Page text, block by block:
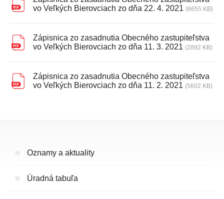
vo Veľkých Bierovciach zo dňa 22. 4. 2021 (6655 KB)
Zápisnica zo zasadnutia Obecného zastupiteľstva
vo Veľkých Bierovciach zo dňa 11. 3. 2021 (2892 KB)
Zápisnica zo zasadnutia Obecného zastupiteľstva
vo Veľkých Bierovciach zo dňa 11. 2. 2021 (5602 KB)
Oznamy a aktuality
Úradná tabuľa